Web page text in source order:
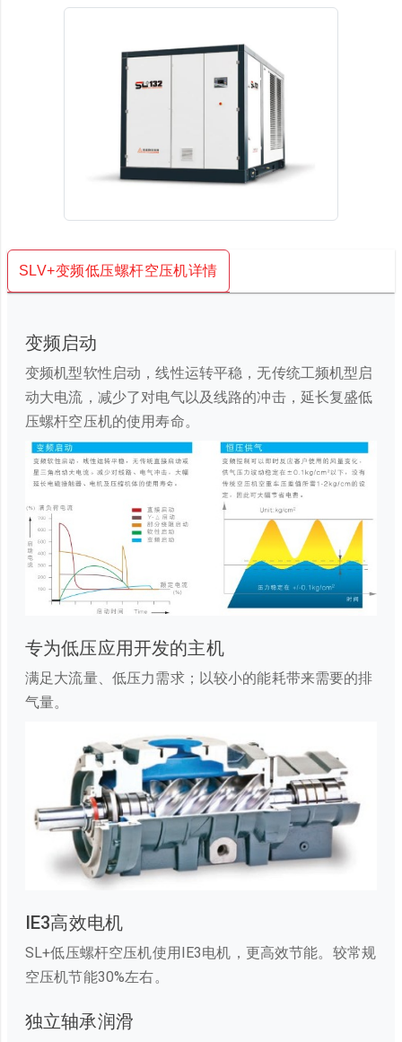
SLV+变频低压螺杆空压机详情
变频启动
变频机型软性启动，线性运转平稳，无传统工频机型启
动大电流，减少了对电气以及线路的冲击，延长复盛低
压螺杆空压机的使用寿命。
专为低压应用开发的主机
满足大流量、低压力需求；以较小的能耗带来需要的排
气量。
IE3高效电机
SL+低压螺杆空压机使用IE3电机，更高效节能。较常规
空压机节能30%左右。
独立轴承润滑